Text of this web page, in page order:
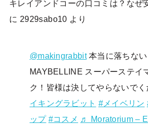
キレイアンドコーの口コミは？なぜ
に 2929sabo10 より
@makingrabbit本当に落ちない
MAYBELLINE スーパーステイ
ク！皆様は決してやらないで
イキングラビット #メイベリン
ップ #コスメ ♬ Moratorium –